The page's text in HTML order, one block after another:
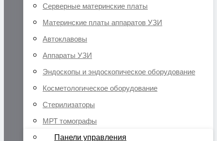
Серверные материнские платы
Материнские платы аппаратов УЗИ
Автоклавовы
Аппараты УЗИ
Эндоскопы и эндоскопическое оборудование
Косметологическое оборудование
Стерилизаторы
МРТ томографы
Панели управления